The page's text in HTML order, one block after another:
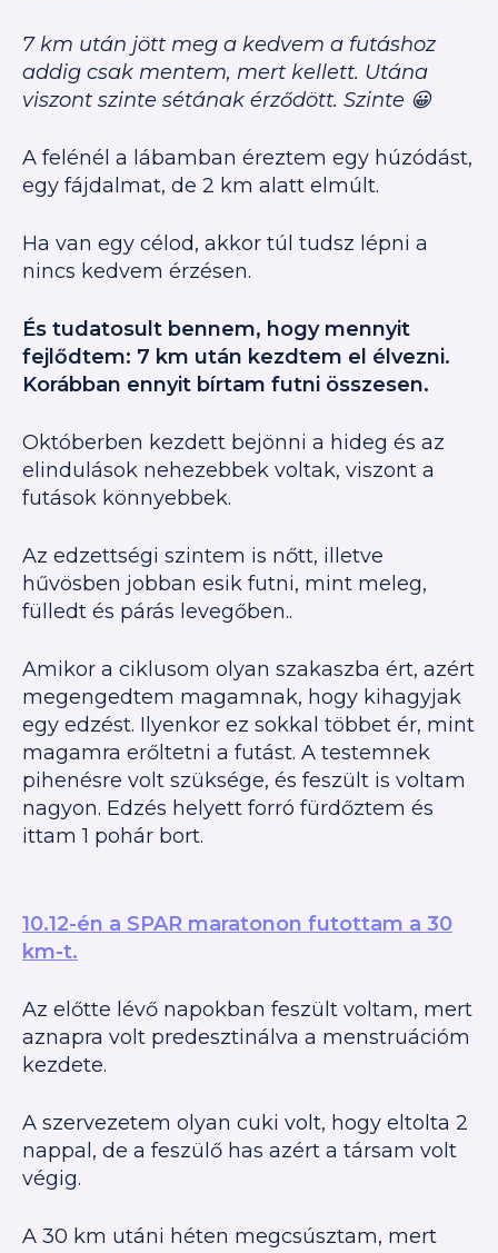
7 km után jött meg a kedvem a futáshoz
addig csak mentem, mert kellett. Utána
viszont szinte sétának érződött. Szinte 😀
A felénél a lábamban éreztem egy húzódást,
egy fájdalmat, de 2 km alatt elmúlt.
Ha van egy célod, akkor túl tudsz lépni a
nincs kedvem érzésen.
És tudatosult bennem, hogy mennyit
fejlődtem: 7 km után kezdtem el élvezni.
Korábban ennyit bírtam futni összesen.
Októberben kezdett bejönni a hideg és az
elindulások nehezebbek voltak, viszont a
futások könnyebbek.
Az edzettségi szintem is nőtt, illetve
hűvösben jobban esik futni, mint meleg,
fülledt és párás levegőben..
Amikor a ciklusom olyan szakaszba ért, azért
megengedtem magamnak, hogy kihagyjak
egy edzést. Ilyenkor ez sokkal többet ér, mint
magamra erőltetni a futást. A testemnek
pihenésre volt szüksége, és feszült is voltam
nagyon. Edzés helyett forró fürdőztem és
ittam 1 pohár bort.
10.12-én a SPAR maratonon futottam a 30
km-t.
Az előtte lévő napokban feszült voltam, mert
aznapra volt predesztinálva a menstruációm
kezdete.
A szervezetem olyan cuki volt, hogy eltolta 2
nappal, de a feszülő has azért a társam volt
végig.
A 30 km utáni héten megcsúsztam, mert